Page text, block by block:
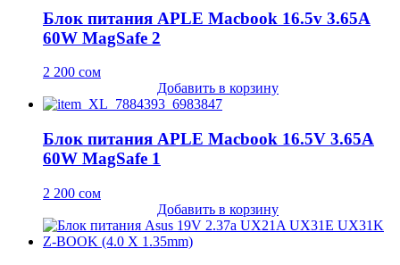
Блок питания APLE Macbook 16.5v 3.65A
60W MagSafe 2
2 200 сом
Добавить в корзину
Блок питания APLE Macbook 16.5V 3.65A
60W MagSafe 1
2 200 сом
Добавить в корзину